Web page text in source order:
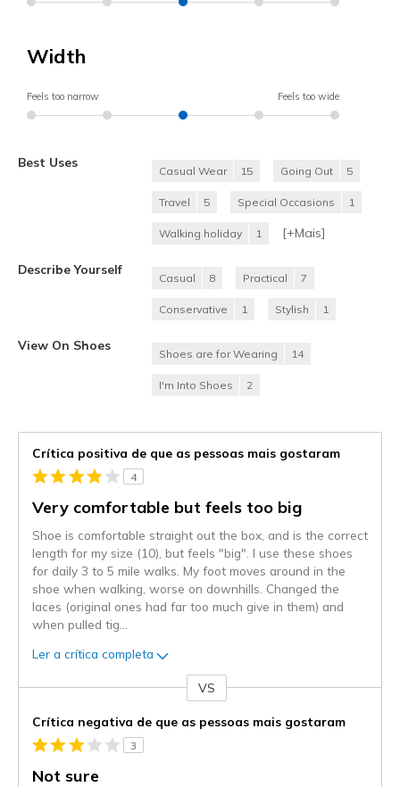
Width
Feels too narrow Feels too wide
Best Uses
Casual Wear 15 Going Out 5
Travel 5 Special Occasions 1
Walking holiday 1 [+Mais]
Describe Yourself
Casual 8 Practical 7
Conservative 1 Stylish 1
View On Shoes
Shoes are for Wearing 14
I'm Into Shoes 2
Crítica positiva de que as pessoas mais gostaram
4
Very comfortable but feels too big
Shoe is comfortable straight out the box, and is the correct
length for my size (10), but feels "big". I use these shoes
for daily 3 to 5 mile walks. My foot moves around in the
shoe when walking, worse on downhills. Changed the
laces (original ones had far too much give in them) and
when pulled tig
Ler a crítica completa
VS
Crítica negativa de que as pessoas mais gostaram
3
Not sure